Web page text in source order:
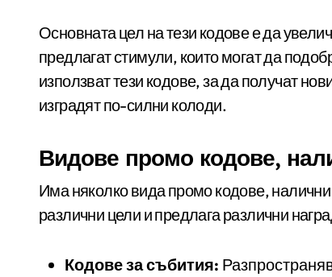
Основната цел на тези кодове е да
предлагат стимули, които могат да
използват тези кодове, за да получат
изградят по-силни колоди.
Видове промо кодове,
Има няколко вида промо кодове,
различни цели и предлага различни
Кодове за събития: